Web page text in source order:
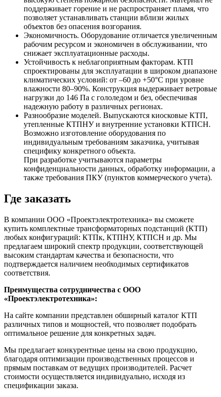
поддерживает горение и не распространяет пламя, что
позволяет устанавливать станции вблизи жилых
объектов без опасения возгорания.
Экономичность. Оборудование отличается увеличенным
рабочим ресурсом и экономичен в обслуживании, что
снижает эксплуатационные расходы.
Устойчивость к неблагоприятным факторам. КТП
спроектированы для эксплуатации в широком диапазоне
климатических условий: от –60 до +50°C при уровне
влажности 80–90%. Конструкция выдерживает ветровые
нагрузки до 146 Па с гололедом и без, обеспечивая
надежную работу в различных регионах.
Разнообразие моделей. Выпускаются киосковые КТП,
утепленные КТПНУ и внутренние установки КТПСН.
Возможно изготовление оборудования по
индивидуальным требованиям заказчика, учитывая
специфику конкретного объекта.
При разработке учитываются параметры
конфиденциальности данных, обработку информации, а
также требования ПКУ (пунктов коммерческого учета).
Где заказать
В компании ООО «Проектэлектротехника» вы сможете
купить комплектные трансформаторных подстанций (КТП)
любых конфигураций: КТПк, КТПНУ, КТПСН и др. Мы
предлагаем широкий спектр продукции, соответствующей
высоким стандартам качества и безопасности, что
подтверждается наличием необходимых сертификатов
соответствия.
Преимущества сотрудничества с ООО
«Проектэлектротехника»:
На сайте компании представлен обширный каталог КТП
различных типов и мощностей, что позволяет подобрать
оптимальное решение для конкретных задач.
Мы предлагает конкурентные цены на свою продукцию,
благодаря оптимизации производственных процессов и
прямым поставкам от ведущих производителей. Расчет
стоимости осуществляется индивидуально, исходя из
спецификации заказа.